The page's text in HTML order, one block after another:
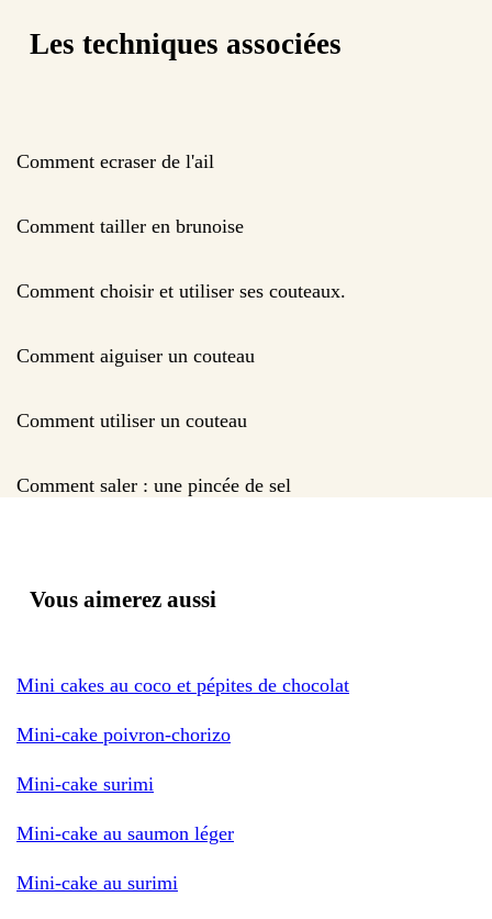
Les techniques associées
Comment ecraser de l'ail
Comment tailler en brunoise
Comment choisir et utiliser ses couteaux.
Comment aiguiser un couteau
Comment utiliser un couteau
Comment saler : une pincée de sel
Vous aimerez aussi
Mini cakes au coco et pépites de chocolat
Mini-cake poivron-chorizo
Mini-cake surimi
Mini-cake au saumon léger
Mini-cake au surimi